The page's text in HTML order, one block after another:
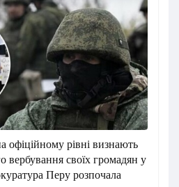
офіційному рівні визнають
вербування своїх громадян у
Перу розпочала